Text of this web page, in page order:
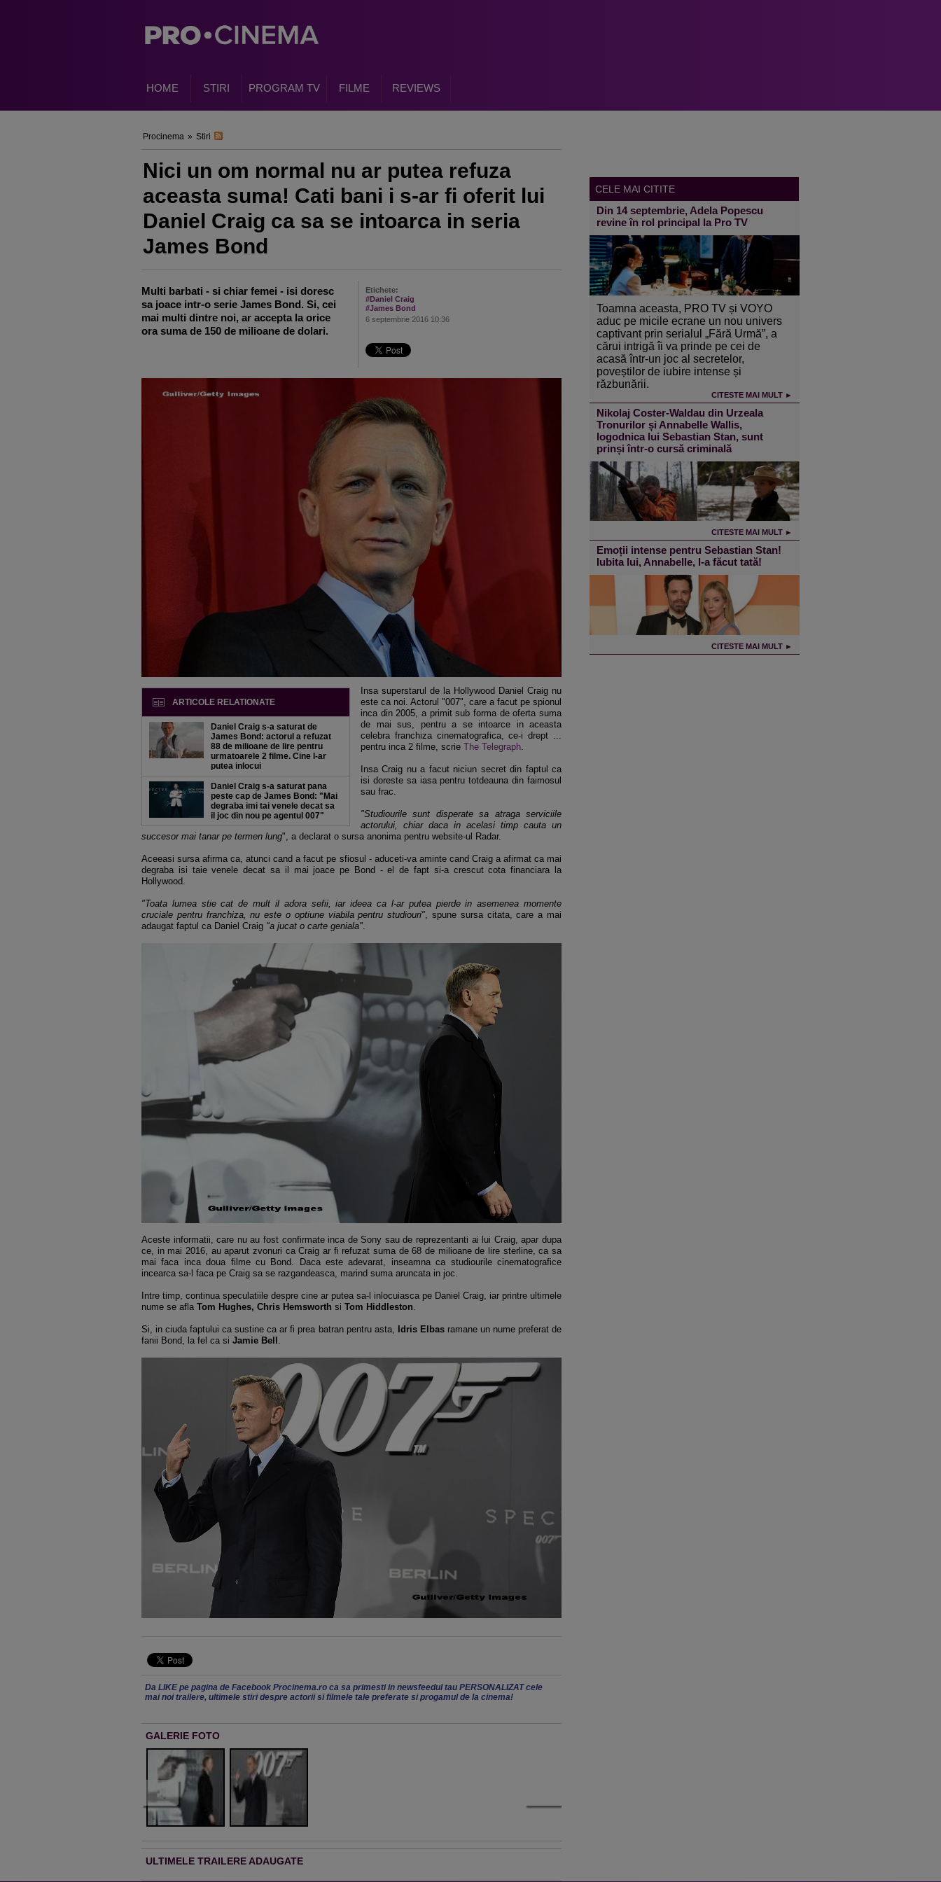
HOME STIRI PROGRAM TV FILME REVIEWS
Procinema » Stiri
Nici un om normal nu ar putea refuza
aceasta suma! Cati bani i s-ar fi oferit lui
Daniel Craig ca sa se intoarca in seria
James Bond
Etichete:
#Daniel Craig
#James Bond
6 septembrie 2016 10:36
Multi barbati - si chiar femei - isi doresc
sa joace intr-o serie James Bond. Si, cei
mai multi dintre noi, ar accepta la orice
ora suma de 150 de milioane de dolari.
ARTICOLE RELATIONATE
Daniel Craig s-a saturat de
James Bond: actorul a refuzat
88 de milioane de lire pentru
urmatoarele 2 filme. Cine l-ar
putea inlocui
Daniel Craig s-a saturat pana
peste cap de James Bond: "Mai
degraba imi tai venele decat sa
il joc din nou pe agentul 007"
Insa superstarul de la Hollywood Daniel Craig nu
este ca noi. Actorul "007", care a facut pe spionul
inca din 2005, a primit sub forma de oferta suma
de mai sus, pentru a se intoarce in aceasta
celebra franchiza cinematografica, ce-i drept ...
pentru inca 2 filme, scrie The Telegraph.
Insa Craig nu a facut niciun secret din faptul ca
isi doreste sa iasa pentru totdeauna din faimosul
sau frac.
"Studiourile sunt disperate sa atraga serviciile
actorului, chiar daca in acelasi timp cauta un
succesor mai tanar pe termen lung", a declarat o sursa anonima pentru website-ul Radar.
Aceeasi sursa afirma ca, atunci cand a facut pe sfiosul - aduceti-va aminte cand Craig a afirmat ca mai
degraba isi taie venele decat sa il mai joace pe Bond - el de fapt si-a crescut cota financiara la
Hollywood.
"Toata lumea stie cat de mult il adora sefii, iar ideea ca l-ar putea pierde in asemenea momente
cruciale pentru franchiza, nu este o optiune viabila pentru studiouri", spune sursa citata, care a mai
adaugat faptul ca Daniel Craig "a jucat o carte geniala".
Aceste informatii, care nu au fost confirmate inca de Sony sau de reprezentanti ai lui Craig, apar dupa
ce, in mai 2016, au aparut zvonuri ca Craig ar fi refuzat suma de 68 de milioane de lire sterline, ca sa
mai faca inca doua filme cu Bond. Daca este adevarat, inseamna ca studiourile cinematografice
incearca sa-l faca pe Craig sa se razgandeasca, marind suma aruncata in joc.
Intre timp, continua speculatiile despre cine ar putea sa-l inlocuiasca pe Daniel Craig, iar printre ultimele
nume se afla Tom Hughes, Chris Hemsworth si Tom Hiddleston
Si, in ciuda faptului ca sustine ca ar fi prea batran pentru asta, Idris Elbasramane un nume preferat de
fanii Bond, la fel ca si Jamie Bell
Da LIKE pe pagina de Facebook Procinema.ro ca sa primesti in newsfeedul tau PERSONALIZAT cele
mai noi trailere, ultimele stiri despre actorii si filmele tale preferate si progamul de la cinema!
GALERIE FOTO
ULTIMELE TRAILERE ADAUGATE
CELE MAI CITITE
Din 14 septembrie, Adela Popescu
revine în rol principal la Pro TV
Toamna aceasta, PRO TV și VOYO
aduc pe micile ecrane un nou univers
captivant prin serialul „Fără Urmă”, a
cărui intrigă îi va prinde pe cei de
acasă într-un joc al secretelor,
poveștilor de iubire intense și
răzbunării.
CITESTE MAI MULT ►
Nikolaj Coster-Waldau din Urzeala
Tronurilor și Annabelle Wallis,
logodnica lui Sebastian Stan, sunt
prinși într-o cursă criminală
CITESTE MAI MULT ►
Emoții intense pentru Sebastian Stan!
Iubita lui, Annabelle, l-a făcut tată!
CITESTE MAI MULT ►